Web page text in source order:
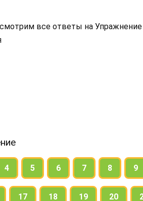
все ответы на
4 5 6 7 8 9
17 18 19 20